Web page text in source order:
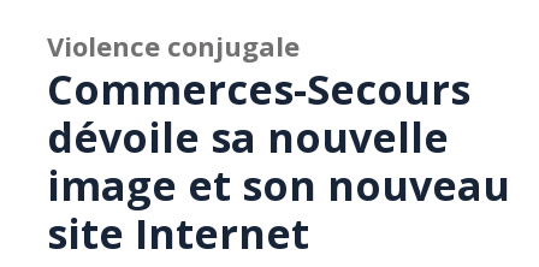
Violence conjugale
Commerces-Secours
dévoile sa nouvelle
image et son nouveau
site Internet